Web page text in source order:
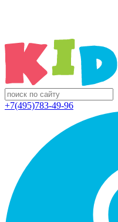
+7(495)783-49-96